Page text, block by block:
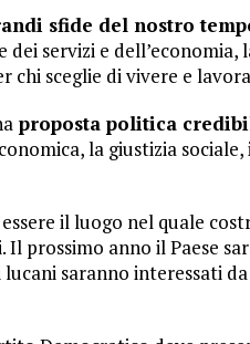
sfide del nostro
dei servizi e
sceglie di vivere e
proposta politica
la giustizia
il luogo nel quale
prossimo anno il Paese
saranno interessati